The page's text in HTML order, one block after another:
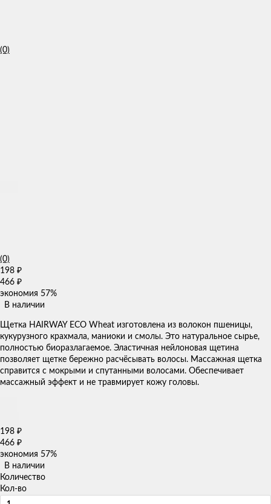
(0)
(0)
198 ₽
466 ₽
экономия 57%
В наличии
Щетка HAIRWAY ECO Wheat изготовлена из волокон пшеницы,
кукурузного крахмала, маниоки и смолы. Это натуральное сырье,
полностью биоразлагаемое. Эластичная нейлоновая щетина
позволяет щетке бережно расчёсывать волосы. Массажная щетка
справится с мокрыми и спутанными волосами. Обеспечивает
массажный эффект и не травмирует кожу головы.
198 ₽
466 ₽
экономия 57%
В наличии
Количество
Кол-во